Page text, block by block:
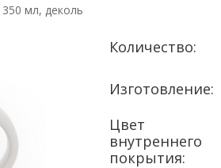
мл, деколь
Количество:
Изготовление:
Цвет
внутреннего
покрытия: